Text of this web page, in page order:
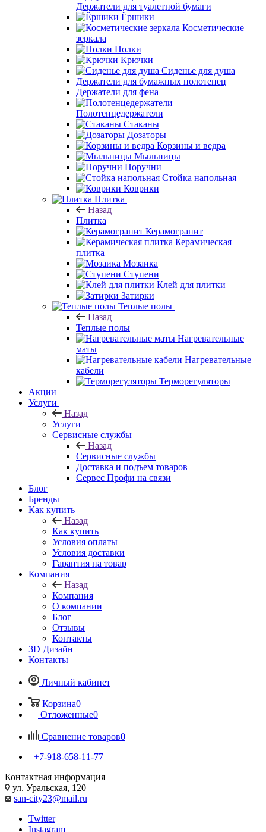
Держатели для туалетной бумаги
Ёршики
Косметические
зеркала
Полки
Крючки
Сиденье для душа
Держатели для бумажных полотенец
Держатели для фена
Полотенцедержатели
Стаканы
Дозаторы
Корзины и ведра
Мыльницы
Поручни
Стойка напольная
Коврики
Плитка
Назад
Плитка
Керамогранит
Керамическая
плитка
Мозаика
Ступени
Клей для плитки
Затирки
Теплые полы
Назад
Теплые полы
Нагревательные
маты
Нагревательные
кабели
Терморегуляторы
Акции
Услуги
Назад
Услуги
Сервисные службы
Назад
Сервисные службы
Доставка и подъем товаров
Сервес Профи на связи
Блог
Бренды
Как купить
Назад
Как купить
Условия оплаты
Условия доставки
Гарантия на товар
Компания
Назад
Компания
О компании
Блог
Отзывы
Контакты
3D Дизайн
Контакты
Личный кабинет
Корзина0
Отложенные0
Сравнение товаров0
+7-918-658-11-77
Контактная информация
ул. Уральская, 120
san-city23@mail.ru
Twitter
Instagram